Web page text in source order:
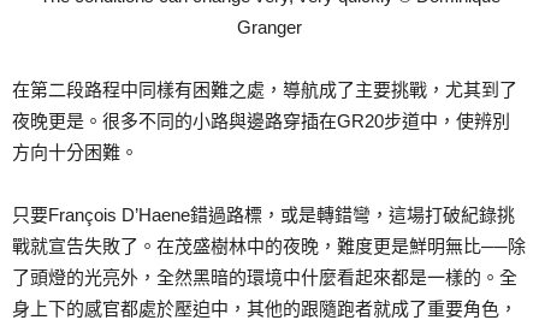
Granger
在第二段路程中同樣有困難之處，導航成了主要挑戰，尤其到了
夜晚更是。很多不同的小路與邊路穿插在GR20步道中，使辨別
方向十分困難。
只要François D’Haene錯過路標，或是轉錯彎，這場打破紀錄挑
戰就宣告失敗了。在茂盛樹林中的夜晚，難度更是鮮明無比──除
了頭燈的光亮外，全然黑暗的環境中什麼看起來都是一樣的。全
身上下的感官都處於壓迫中，其他的跟隨跑者就成了重要角色，